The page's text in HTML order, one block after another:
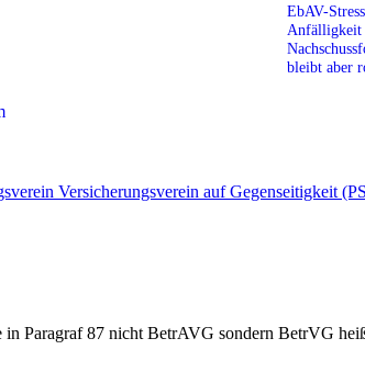
EbAV-
bleibt aber
Versicherungsverein auf Gegenseitigkeit
Paragraf 87 nicht BetrAVG sondern BetrVG